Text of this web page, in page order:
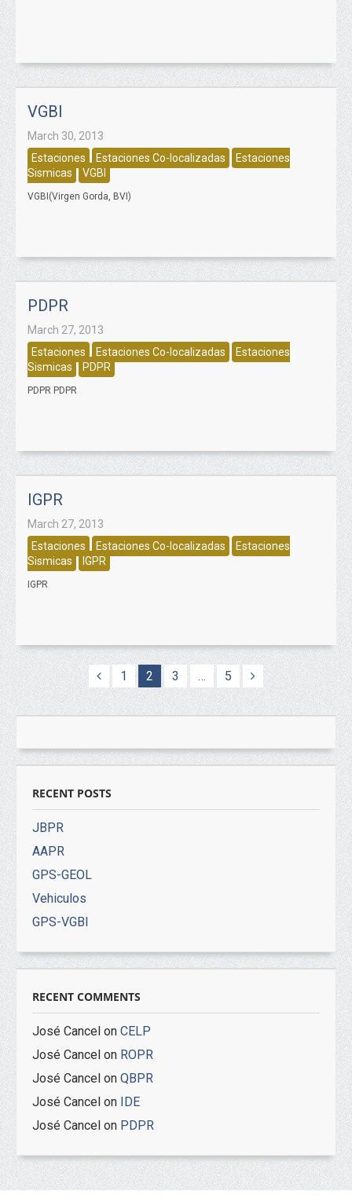
VGBI
March 30, 2013
Estaciones
Estaciones Co-localizadas
Estaciones
Sismicas
VGBI
VGBI(Virgen Gorda, BVI)
PDPR
March 27, 2013
Estaciones
Estaciones Co-localizadas
Estaciones
Sismicas
PDPR
PDPR PDPR
IGPR
March 27, 2013
Estaciones
Estaciones Co-localizadas
Estaciones
Sismicas
IGPR
IGPR
1 2 3 … 5
RECENT POSTS
JBPR
AAPR
GPS-GEOL
Vehiculos
GPS-VGBI
RECENT COMMENTS
José Cancel on CELP
José Cancel on ROPR
José Cancel on QBPR
José Cancel on IDE
José Cancel on PDPR